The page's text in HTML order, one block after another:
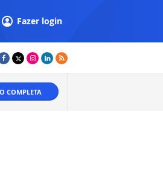
Fazer login
COMPLETA